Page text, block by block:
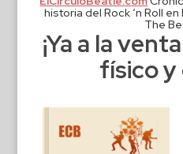
historia del Rock ‘n Roll
The
¡Ya a la
físico y